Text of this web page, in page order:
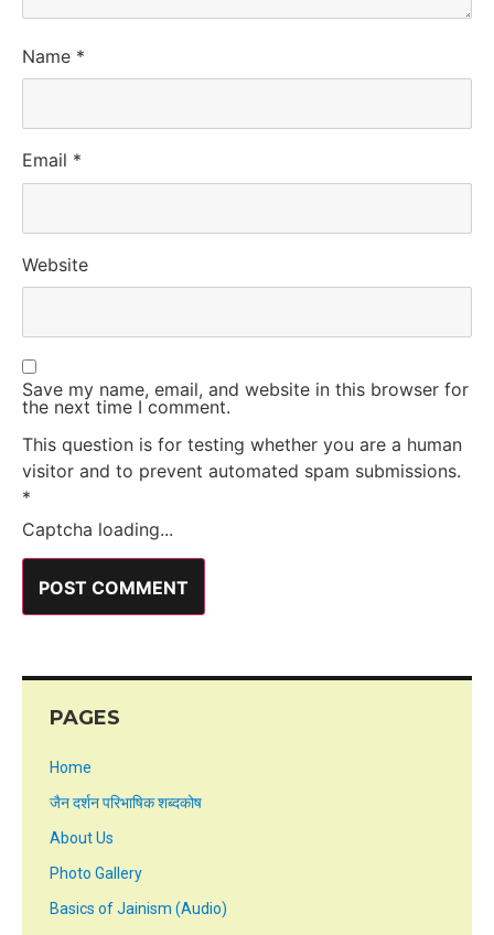
Name *
Email *
Website
Save my name, email, and website in this browser for
the next time I comment.
This question is for testing whether you are a human
visitor and to prevent automated spam submissions.
*
Captcha loading...
PAGES
Home
जैन दर्शन परिभाषिक शब्दकोष
About Us
Photo Gallery
Basics of Jainism (Audio)